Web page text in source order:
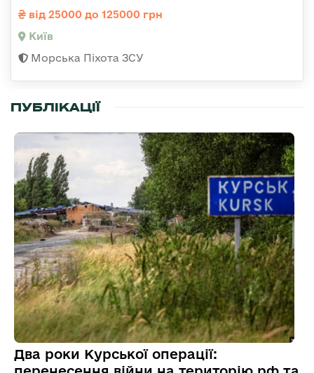
від 25000 до 125000 грн
Київ
Морська Піхота ЗСУ
ПУБЛІКАЦІЇ
Два роки Курської операції: